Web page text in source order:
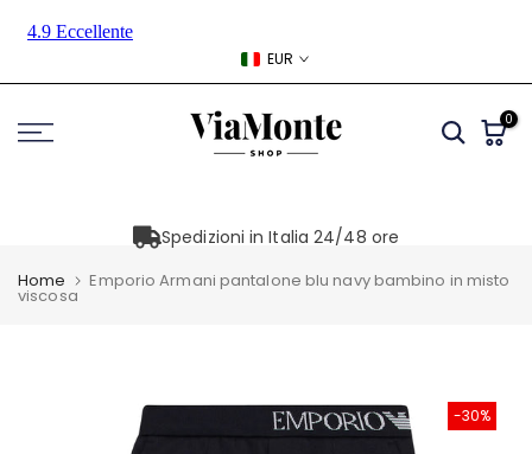
Skip
EUR
0
Spedizioni in Italia 24/48 ore
Home Emporio Armani pantalone blu navy bambino in misto
viscosa
-30%